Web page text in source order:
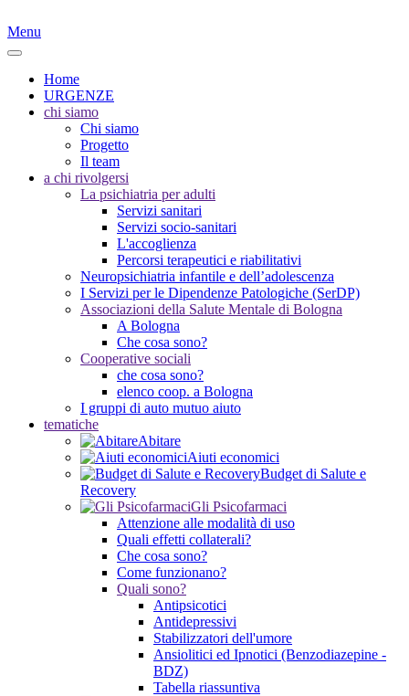
Menu
Home
URGENZE
chi siamo
Chi siamo
Progetto
Il team
a chi rivolgersi
La psichiatria per adulti
Servizi sanitari
Servizi socio-sanitari
L'accoglienza
Percorsi terapeutici e riabilitativi
Neuropsichiatria infantile e dell’adolescenza
I Servizi per le Dipendenze Patologiche (SerDP)
Associazioni della Salute Mentale di Bologna
A Bologna
Che cosa sono?
Cooperative sociali
che cosa sono?
elenco coop. a Bologna
I gruppi di auto mutuo aiuto
tematiche
Abitare
Aiuti economici
Budget di Salute e
Recovery
Gli Psicofarmaci
Attenzione alle modalità di uso
Quali effetti collaterali?
Che cosa sono?
Come funzionano?
Quali sono?
Antipsicotici
Antidepressivi
Stabilizzatori dell'umore
Ansiolitici ed Ipnotici (Benzodiazepine -
BDZ)
Tabella riassuntiva